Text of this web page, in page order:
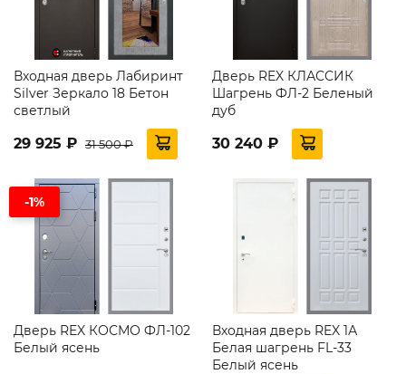
Входная дверь Лабиринт
Silver Зеркало 18 Бетон
светлый
29 925 ₽ 31 500 ₽
Дверь REX КЛАССИК
Шагрень ФЛ-2 Беленый
дуб
30 240 ₽
-1%
Дверь REX КОСМО ФЛ-102
Белый ясень
Входная дверь REX 1А
Белая шагрень FL-33
Белый ясень